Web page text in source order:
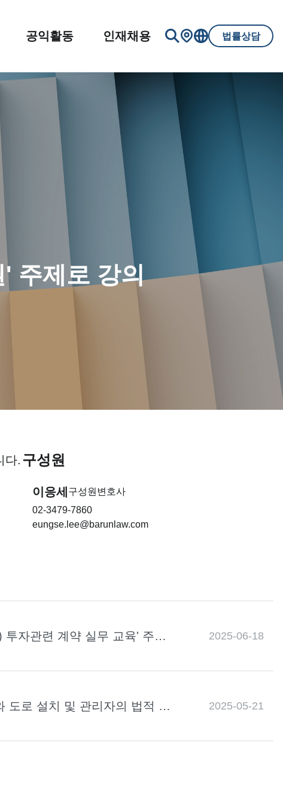
공익활동 인재채용 법률상담
주제로 강의
다. 구성원
이응세 구성원변호사
02-3479-7860
eungse.lee@barunlaw.com
자관련 계약 실무 교육' 주제
2025-06-18
도로 설치 및 관리자의 법적 책
2025-05-21